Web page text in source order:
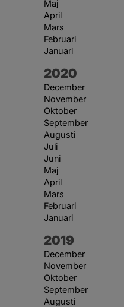
Maj
April
Mars
Februari
Januari
År:
2020
December
November
Oktober
September
Augusti
Juli
Juni
Maj
April
Mars
Februari
Januari
År:
2019
December
November
Oktober
September
Augusti